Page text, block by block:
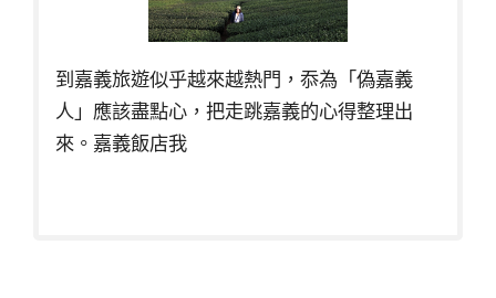
到嘉義旅遊似乎越來越熱門，忝為「偽嘉義
人」應該盡點心，把走跳嘉義的心得整理出
來。嘉義飯店我